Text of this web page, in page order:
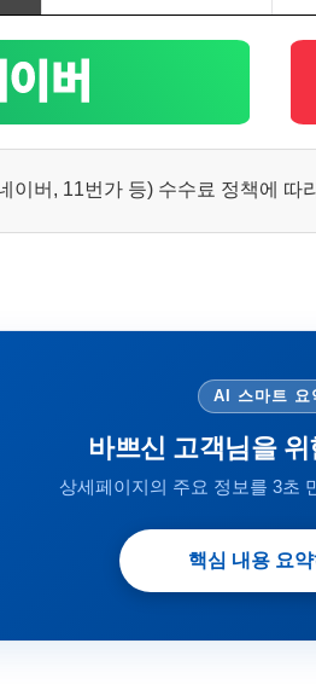
이버, 11번가 등) 수수료 정책에 따
AI 스마트 요
바쁘신 고객님을
상세페이지의 주요 정보를 3초
핵심 내용 요약